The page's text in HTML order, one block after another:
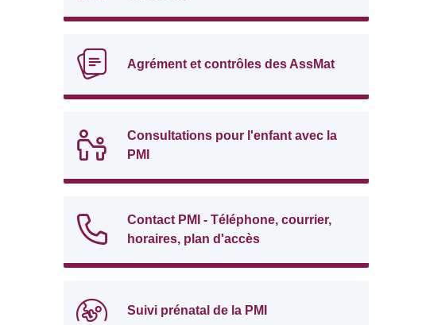
Agrément et contrôles des AssMat
Consultations pour l'enfant avec la
PMI
Contact PMI - Téléphone, courrier,
horaires, plan d'accès
Suivi prénatal de la PMI